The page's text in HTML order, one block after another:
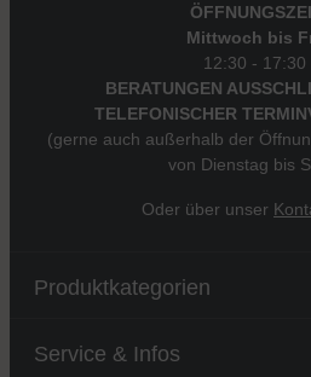
Mittwoch bis
12:30 - 17:30
BERATUNGEN
TELEFONISCHER
(gerne auch außerhalb der
von Dienstag bis
Oder über unser
Produktkategorien
Service & Infos